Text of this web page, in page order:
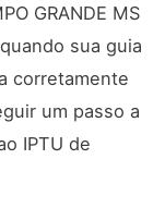
GRANDE MS
sua guia
corretamente
um passo a
IPTU de